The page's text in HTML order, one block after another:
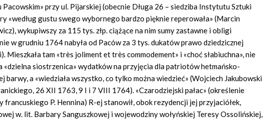
Pacowskim» przy ul. Pijarskiej (obecnie Długa 26 – siedziba Instytutu Sztuki
«według gustu swego wybornego bardzo pięknie reperowała» (Marcin
wykupiwszy za 115 tys. złp. ciążące na nim sumy zastawne i obligi
w grudniu 1764 nabyła od Paców za 3 tys. dukatów prawo dziedzicznej
Mieszkała tam «très joliment et très commodement» i «choć słabiuchna», nie
«dzielna siostrzenica» wydatków na przyjęcia dla patriotów hetmańsko-
barwy, a «wiedziała wszystko, co tylko można wiedzieć» (Wojciech Jakubowski
26 XII 1763, 9 I i 7 VIII 1764). «Czarodziejski pałac» (określenie
francuskiego P. Hennina) R-ej stanowił, obok rezydencji jej przyjaciółek,
w. lit. Barbary Sanguszkowej i wojewodziny wołyńskiej Teresy Ossolińskiej,